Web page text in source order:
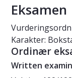
Eksamen
Karakter:
Ordinær
Written